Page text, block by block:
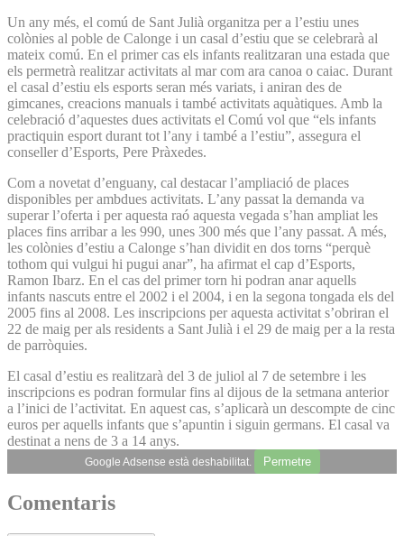
Un any més, el comú de Sant Julià organitza per a l’estiu unes
colònies al poble de Calonge i un casal d’estiu que se celebrarà al
mateix comú. En el primer cas els infants realitzaran una estada que
els permetrà realitzar activitats al mar com ara canoa o caiac. Durant
el casal d’estiu els esports seran més variats, i aniran des de
gimcanes, creacions manuals i també activitats aquàtiques. Amb la
celebració d’aquestes dues activitats el Comú vol que “els infants
practiquin esport durant tot l’any i també a l’estiu”, assegura el
conseller d’Esports, Pere Pràxedes.
Com a novetat d’enguany, cal destacar l’ampliació de places
disponibles per ambdues activitats. L’any passat la demanda va
superar l’oferta i per aquesta raó aquesta vegada s’han ampliat les
places fins arribar a les 990, unes 300 més que l’any passat. A més,
les colònies d’estiu a Calonge s’han dividit en dos torns “perquè
tothom qui vulgui hi pugui anar”, ha afirmat el cap d’Esports,
Ramon Ibarz. En el cas del primer torn hi podran anar aquells
infants nascuts entre el 2002 i el 2004, i en la segona tongada els del
2005 fins al 2008. Les inscripcions per aquesta activitat s’obriran el
22 de maig per als residents a Sant Julià i el 29 de maig per a la resta
de parròquies.
El casal d’estiu es realitzarà del 3 de juliol al 7 de setembre i les
inscripcions es podran formular fins al dijous de la setmana anterior
a l’inici de l’activitat. En aquest cas, s’aplicarà un descompte de cinc
euros per aquells infants que s’apuntin i siguin germans. El casal va
destinat a nens de 3 a 14 anys.
Google Adsense està deshabilitat. Permetre
Comentaris